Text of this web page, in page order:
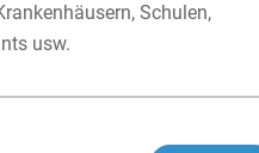
Schulen,
usw.